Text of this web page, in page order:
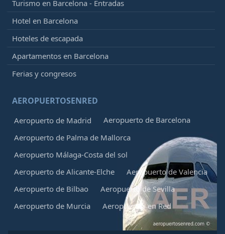
Turismo en Barcelona - Entradas
Hotel en Barcelona
Hoteles de escapada
Apartamentos en Barcelona
Ferias y congresos
AEROPUERTOSENRED
Aeropuerto de Madrid
Aeropuerto de Barcelona
Aeropuerto de Palma de Mallorca
Aeropuerto Málaga-Costa del sol
Aeropuerto de Alicante-Elche
Aeropuerto de Valencia
Aeropuerto de Bilbao
Aeropuerto de Sevilla
Aeropuerto de Murcia
Aeropuertos en Red